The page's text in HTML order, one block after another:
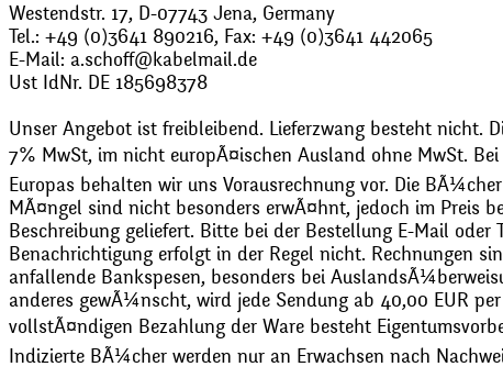
Westendstr. 17, D-07743 Jena, Germany
Tel.: +49 (0)3641 890216, Fax: +49 (0)3641 442065
E-Mail: a.schoff@kabelmail.de
Ust IdNr. DE 185698378
Unser Angebot ist freibleibend. Lieferzwang besteht nicht.
7% MwSt, im nicht europÃ¤ischen Ausland ohne MwSt.
Europas behalten wir uns Vorausrechnung vor. Die
MÃ¤ngel sind nicht besonders erwÃ¤hnt, jedoch im Preis
Beschreibung geliefert. Bitte bei der Bestellung E-Mail oder
Benachrichtigung erfolgt in der Regel nicht. Rechnungen
anfallende Bankspesen, besonders bei
anderes gewÃ¼nscht, wird jede Sendung ab 40,00 EUR
vollstÃ¤ndigen Bezahlung der Ware besteht
Indizierte BÃ¼cher werden nur an Erwachsen nach